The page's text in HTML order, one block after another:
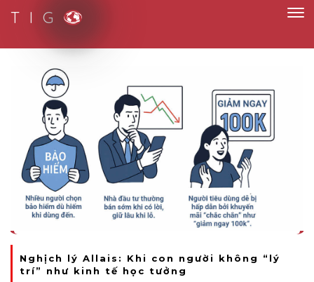
T I G
Nghịch lý Allais: Khi con người không “lý
trí” như kinh tế học tưởng